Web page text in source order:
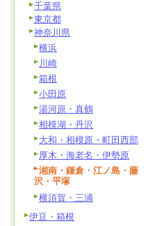
千葉県
東京都
神奈川県
横浜
川崎
箱根
小田原
湯河原・真鶴
相模湖・丹沢
大和・相模原・町田西部
厚木・海老名・伊勢原
湘南・鎌倉・江ノ島・藤
沢・平塚
横須賀・三浦
伊豆・箱根